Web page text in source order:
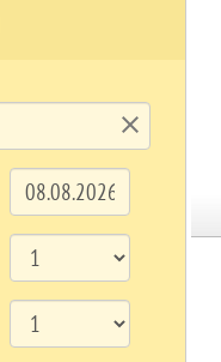
clear